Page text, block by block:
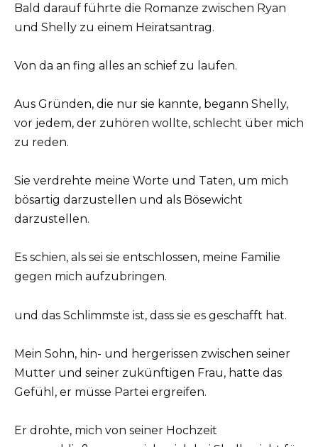
Bald darauf führte die Romanze zwischen Ryan
und Shelly zu einem Heiratsantrag.
Von da an fing alles an schief zu laufen.
Aus Gründen, die nur sie kannte, begann Shelly,
vor jedem, der zuhören wollte, schlecht über mich
zu reden.
Sie verdrehte meine Worte und Taten, um mich
bösartig darzustellen und als Bösewicht
darzustellen.
Es schien, als sei sie entschlossen, meine Familie
gegen mich aufzubringen.
und das Schlimmste ist, dass sie es geschafft hat.
Mein Sohn, hin- und hergerissen zwischen seiner
Mutter und seiner zukünftigen Frau, hatte das
Gefühl, er müsse Partei ergreifen.
Er drohte, mich von seiner Hochzeit